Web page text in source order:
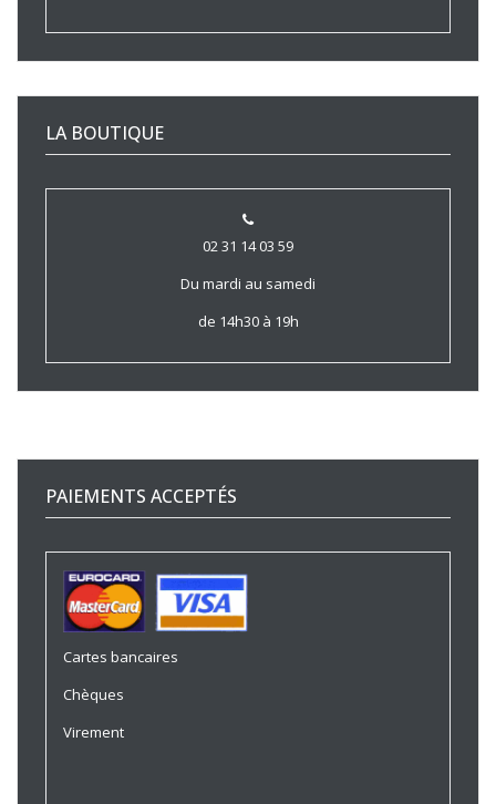
LA BOUTIQUE
02 31 14 03 59
Du mardi au samedi
de 14h30 à 19h
PAIEMENTS ACCEPTÉS
Cartes bancaires
Chèques
Virement